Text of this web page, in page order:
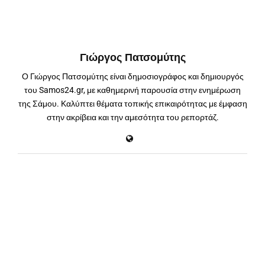
Γιώργος Πατσομύτης
Ο Γιώργος Πατσομύτης είναι δημοσιογράφος και δημιουργός
του Samos24.gr, με καθημερινή παρουσία στην ενημέρωση
της Σάμου. Καλύπτει θέματα τοπικής επικαιρότητας με έμφαση
στην ακρίβεια και την αμεσότητα του ρεπορτάζ.